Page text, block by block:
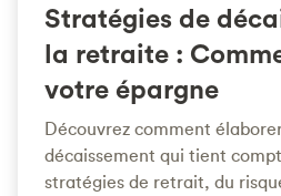
Stratégies de
la retraite :
votre épargne
Découvrez comment
décaissement qui tient
stratégies de retrait, du